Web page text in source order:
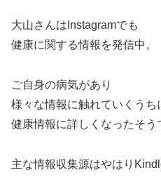
大山さんはInstagramでも
健康に関する情報を発信中。
ご自身の病気があり
様々な情報に触れていくうち
健康情報に詳しくなったそう
主な情報収集源はやはり